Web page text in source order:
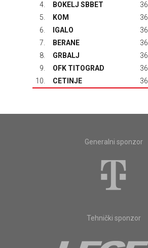
4.
BOKELJ SBBET 36
5.
KOM 36
6.
IGALO 36
7.
BERANE 36
8.
GRBALJ 36
9.
OFK TITOGRAD 36
10.
CETINJE 36
Generalni sponzor
Tehnički sponzor